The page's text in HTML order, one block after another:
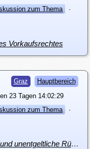
zum Thema
·
Vorkaufsrechtes
Graz Hauptbereich
23 Tagen 14:02:29
zum Thema
·
i5439: 7.) Auflassung vom öffentl. Gut und unentgeltliche Rückübereignung